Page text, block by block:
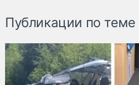
Публикации по теме